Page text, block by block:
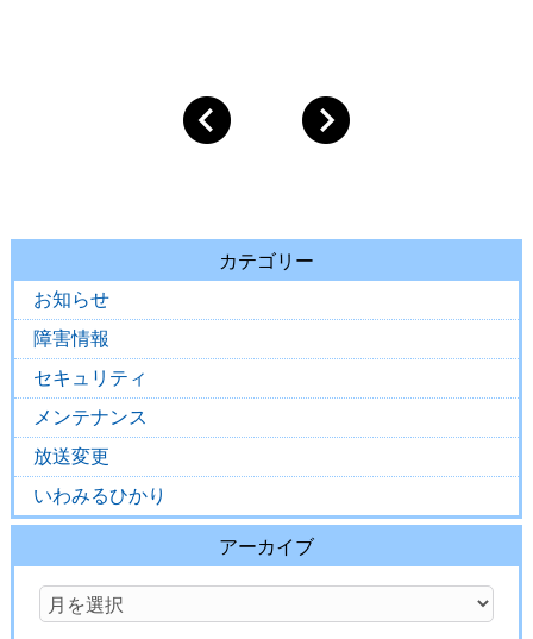
カテゴリー
お知らせ
障害情報
セキュリティ
メンテナンス
放送変更
いわみるひかり
アーカイブ